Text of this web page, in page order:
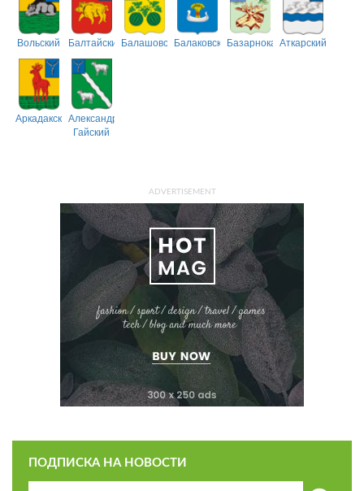
Вольский БалтайскийБалашовскийБалаковскийБазарнокарабулакский
Аткарский
АркадакскийАлександрово-
Гайский
ADVERTISEMENT
ПОДПИСКА НА НОВОСТИ